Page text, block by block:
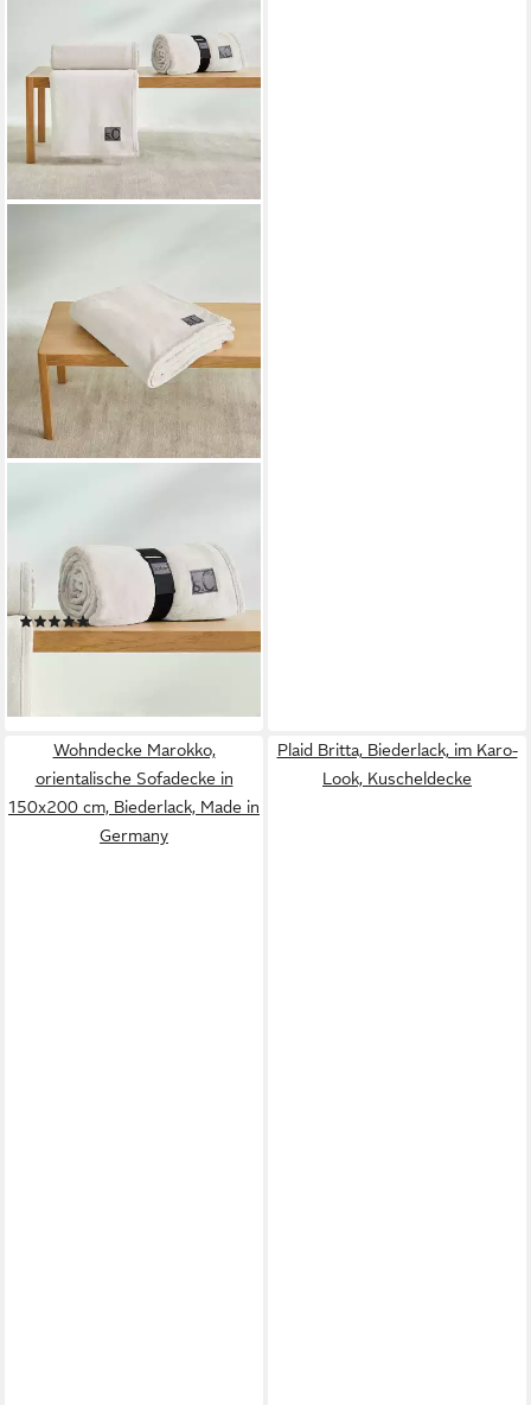
Kuschelsoft, s.Oliver, 150 x
200 cm, in bunten Farben,
weich, 330g/m²
(1371)
ab 33,99 €
lieferbar - in 3-4 Werktagen bei dir
Wohndecke Marokko,
orientalische Sofadecke in
150x200 cm, Biederlack, Made in
Germany
Plaid Britta, Biederlack, im Karo-
Look, Kuscheldecke